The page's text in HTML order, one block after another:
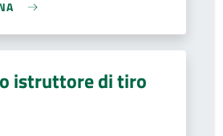
istruttore di tiro